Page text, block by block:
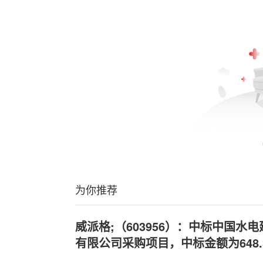
为你推荐
威派格;（603956）：中标中国水
有限公司采购项目，中标金额为